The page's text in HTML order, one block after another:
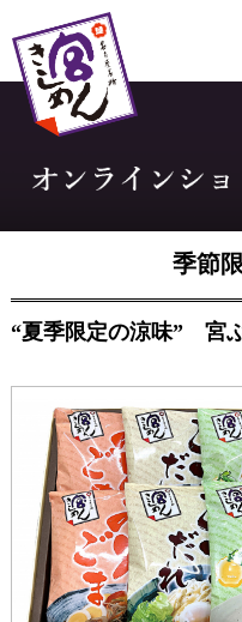
季節
“夏季限定の涼味” 宮